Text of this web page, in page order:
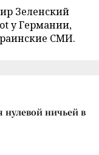
Зеленский
у Германии,
СМИ.
ничьей в